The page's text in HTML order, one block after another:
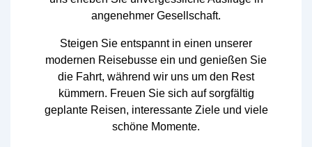
angenehmer Gesellschaft.
Steigen Sie entspannt in einen unserer
modernen Reisebusse ein und genießen Sie
die Fahrt, während wir uns um den Rest
kümmern. Freuen Sie sich auf sorgfältig
geplante Reisen, interessante Ziele und viele
schöne Momente.